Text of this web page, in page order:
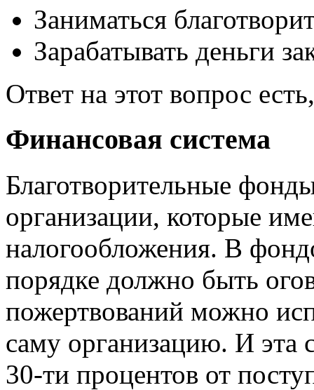
Заниматься
Зарабатывать деньги
Ответ на этот вопрос
Финансовая система
Благотворительные
организации, которые
налогообложения. В
порядке должно быть
пожертвований можно
саму организацию. И
30-ти процентов от